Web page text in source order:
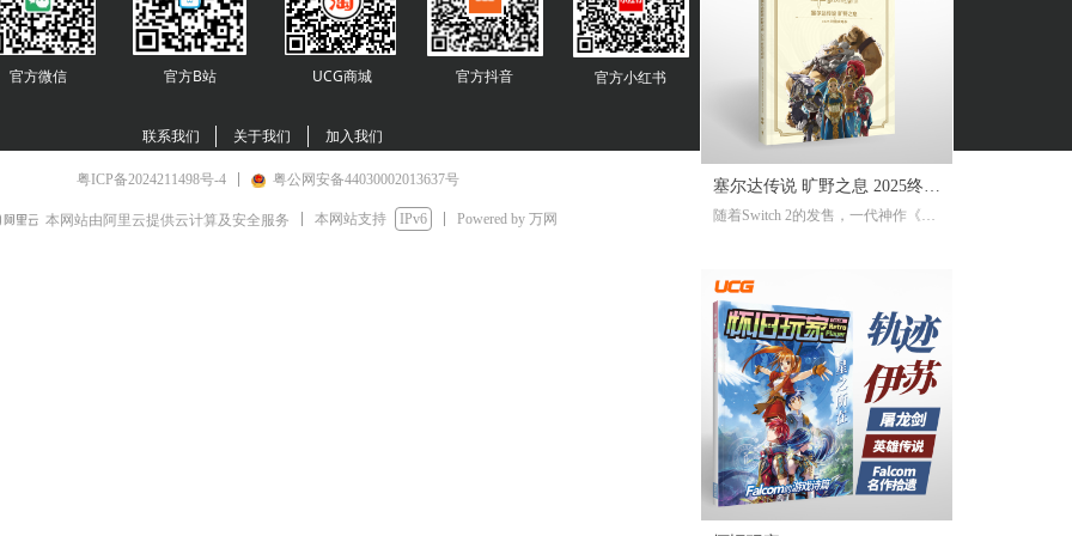
塞尔达传说 旷野之息 2025终极
攻略本
随着Switch 2的发售，一代神作《旷
受好评的完全攻略本基础上，增加
了16页全新内容，总页数达到了316
页。新增内容包括NS2版详解、ZEL
DA NOTES指南，以及新增的125个
塞尔达声之记忆的收集地图及其内
容！
官方B站
官方微信
联系我们 关于我们 加入我们
UCG商城 官方抖音 官方小红书
粤ICP备2024211498号-4 粤公网安备44030002013637号
本网站由阿里云提供云计算及安全服务 本网站支持 IPv6 Powered by 万网